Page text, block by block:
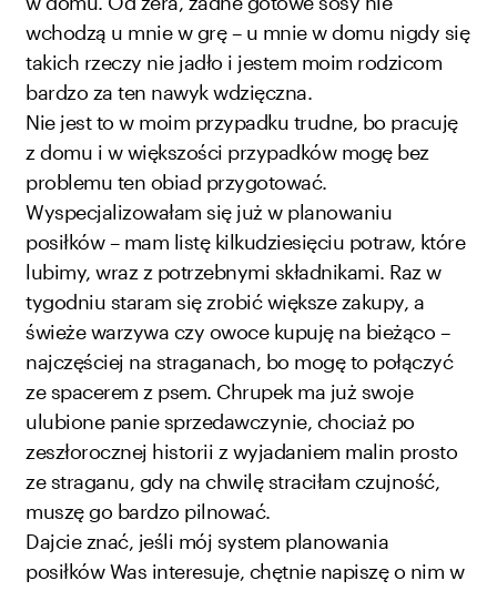
wchodzą u mnie w grę – u mnie w domu nigdy się
takich rzeczy nie jadło i jestem moim rodzicom
bardzo za ten nawyk wdzięczna.
Nie jest to w moim przypadku trudne, bo pracuję
z domu i w większości przypadków mogę bez
problemu ten obiad przygotować.
Wyspecjalizowałam się już w planowaniu
posiłków – mam listę kilkudziesięciu potraw, które
lubimy, wraz z potrzebnymi składnikami. Raz w
tygodniu staram się zrobić większe zakupy, a
świeże warzywa czy owoce kupuję na bieżąco –
najczęściej na straganach, bo mogę to połączyć
ze spacerem z psem. Chrupek ma już swoje
ulubione panie sprzedawczynie, chociaż po
zeszłorocznej historii z wyjadaniem malin prosto
ze straganu, gdy na chwilę straciłam czujność,
muszę go bardzo pilnować.
Dajcie znać, jeśli mój system planowania
posiłków Was interesuje, chętnie napiszę o nim w